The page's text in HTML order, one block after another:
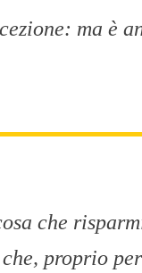
ma è
che
proprio